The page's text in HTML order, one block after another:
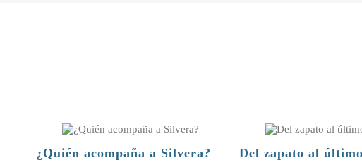
¿Quién acompaña a Silvera? Del zapato al